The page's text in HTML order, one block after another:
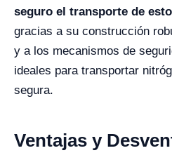
seguro el transporte de
gracias a su construcción
y a los mecanismos de
ideales para transportar
segura.
Ventajas y